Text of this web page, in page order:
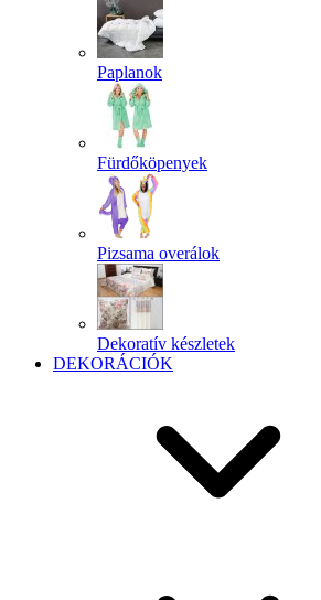
Paplanok
Fürdőköpenyek
Pizsama overálok
Dekoratív készletek
DEKORÁCIÓK